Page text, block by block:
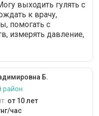
выходить гулять с
к врачу,
помогать с
измерять давление,
Б.
район
от 10 лет
час